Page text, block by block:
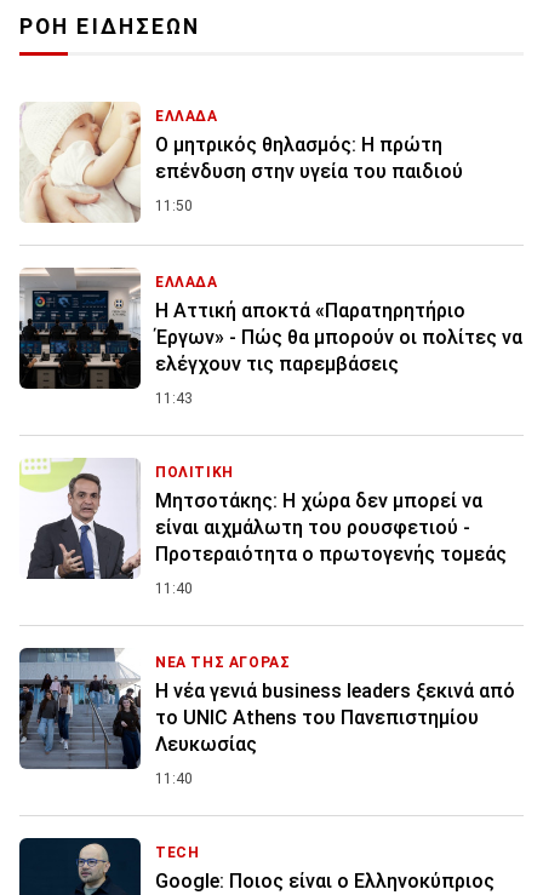
ΡΟΗ ΕΙΔΗΣΕΩΝ
ΕΛΛΑΔΑ
Ο μητρικός θηλασμός: Η πρώτη
επένδυση στην υγεία του παιδιού
11:50
ΕΛΛΑΔΑ
Η Αττική αποκτά «Παρατηρητήριο
Έργων» - Πώς θα μπορούν οι πολίτες να
ελέγχουν τις παρεμβάσεις
11:43
ΠΟΛΙΤΙΚΗ
Μητσοτάκης: Η χώρα δεν μπορεί να
είναι αιχμάλωτη του ρουσφετιού -
Προτεραιότητα ο πρωτογενής τομεάς
11:40
ΝΕΑ ΤΗΣ ΑΓΟΡΑΣ
Η νέα γενιά business leaders ξεκινά από
το UNIC Athens του Πανεπιστημίου
Λευκωσίας
11:40
TECH
Google: Ποιος είναι ο Ελληνοκύπριος